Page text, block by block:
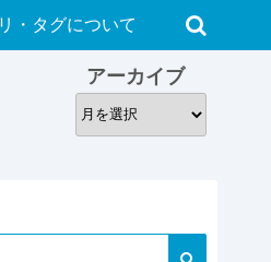
・タグについて
アーカイブ
ア
ー